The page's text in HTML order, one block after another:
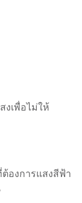
งเพื่อไม่ให้
องการแสงสีฟ้า